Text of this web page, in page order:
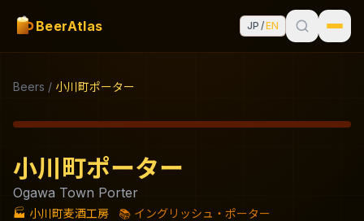
BeerAtlas JP /EN
Beers / 小川町ポーター
小川町ポーター
Ogawa Town Porter
🏭 小川町麦酒工房 📚 イングリッシュ・ポーター